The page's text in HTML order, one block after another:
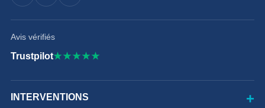
Avis vérifiés
Trustpilot★★★★★
INTERVENTIONS